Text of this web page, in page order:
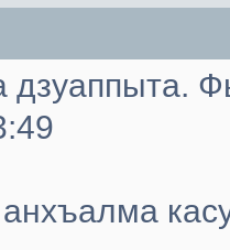
дзуаппыта.